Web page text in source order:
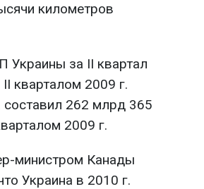
километров
Украины за II квартал
кварталом 2009 г.
262 млрд 365
2009 г.
министром Канады
Украина в 2010 г.